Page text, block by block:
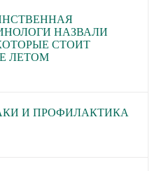
НАЗВАЛИ
СТОИТ
ЛЕТОМ
И ПРОФИЛАКТИКА